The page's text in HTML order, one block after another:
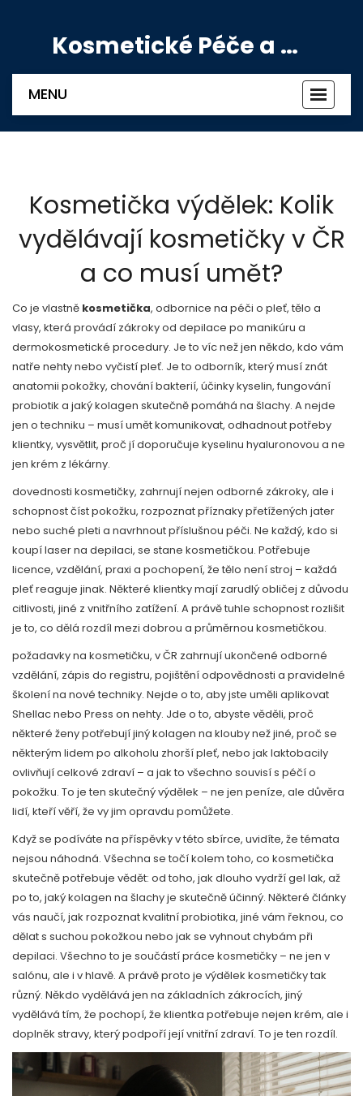
Kosmetické Péče a Výživové Doplňky
MENU
Kosmetička výdělek: Kolik
vydělávají kosmetičky v ČR
a co musí umět?
Co je vlastně kosmetička, odbornice na péči o pleť, tělo a
vlasy, která provádí zákroky od depilace po manikúru a
dermokosmetické procedury. Je to víc než jen někdo, kdo vám
natře nehty nebo vyčistí pleť. Je to odborník, který musí znát
anatomii pokožky, chování bakterií, účinky kyselin, fungování
probiotik a jaký kolagen skutečně pomáhá na šlachy. A nejde
jen o techniku – musí umět komunikovat, odhadnout potřeby
klientky, vysvětlit, proč jí doporučuje kyselinu hyaluronovou a ne
jen krém z lékárny.
dovednosti kosmetičky, zahrnují nejen odborné zákroky, ale i
schopnost číst pokožku, rozpoznat příznaky přetížených jater
nebo suché pleti a navrhnout příslušnou péči. Ne každý, kdo si
koupí laser na depilaci, se stane kosmetičkou. Potřebuje
licence, vzdělání, praxi a pochopení, že tělo není stroj – každá
pleť reaguje jinak. Některé klientky mají zarudlý obličej z důvodu
citlivosti, jiné z vnitřního zatížení. A právě tuhle schopnost rozlišit
je to, co dělá rozdíl mezi dobrou a průměrnou kosmetičkou.
požadavky na kosmetičku, v ČR zahrnují ukončené odborné
vzdělání, zápis do registru, pojištění odpovědnosti a pravidelné
školení na nové techniky. Nejde o to, aby jste uměli aplikovat
Shellac nebo Press on nehty. Jde o to, abyste věděli, proč
některé ženy potřebují jiný kolagen na klouby než jiné, proč se
některým lidem po alkoholu zhorší pleť, nebo jak laktobacily
ovlivňují celkové zdraví – a jak to všechno souvisí s péčí o
pokožku. To je ten skutečný výdělek – ne jen peníze, ale důvěra
lidí, kteří věří, že vy jim opravdu pomůžete.
Když se podíváte na příspěvky v této sbírce, uvidíte, že témata
nejsou náhodná. Všechna se točí kolem toho, co kosmetička
skutečně potřebuje vědět: od toho, jak dlouho vydrží gel lak, až
po to, jaký kolagen na šlachy je skutečně účinný. Některé články
vás naučí, jak rozpoznat kvalitní probiotika, jiné vám řeknou, co
dělat s suchou pokožkou nebo jak se vyhnout chybám při
depilaci. Všechno to je součástí práce kosmetičky – ne jen v
salónu, ale i v hlavě. A právě proto je výdělek kosmetičky tak
různý. Někdo vydělává jen na základních zákrocích, jiný
vydělává tím, že pochopí, že klientka potřebuje nejen krém, ale i
doplněk stravy, který podpoří její vnitřní zdraví. To je ten rozdíl.